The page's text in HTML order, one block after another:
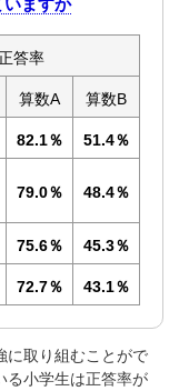
答率
算数A 算数B
82.1％ 51.4％
79.0％ 48.4％
75.6％ 45.3％
72.7％ 43.1％
に取り組むことがで
る小学生は正答率が